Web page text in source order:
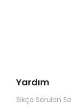
Yardım
Sıkça Sorulan